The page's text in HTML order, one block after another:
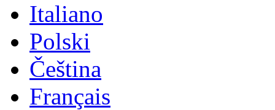
Italiano
Polski
Čeština
Français